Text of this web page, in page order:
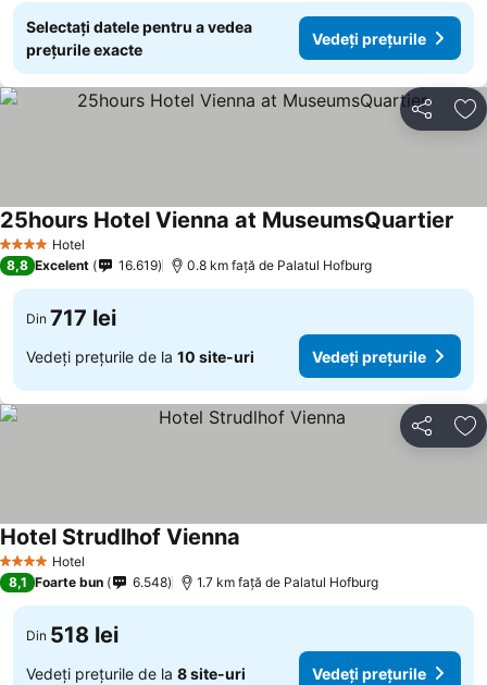
Selectați datele pentru a vedea
prețurile exacte
Vedeți prețurile
Distribuiți
4 Stele Hotel
25hours Hotel Vienna at MuseumsQuartier
8,8 Excelent 16.619 0.8 km faţă de Palatul Hofburg
Din 717 lei
Vedeți prețurile de la 10 site-uri Vedeți prețurile
Distribuiți
4 Stele Hotel
Hotel Strudlhof Vienna
8,1 Foarte bun 6.548 1.7 km faţă de Palatul Hofburg
Din 518 lei
Vedeți prețurile de la 8 site-uri Vedeți prețurile